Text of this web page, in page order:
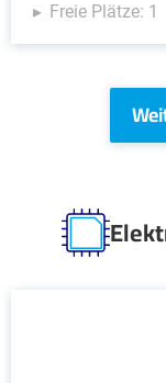
Freie Plätze: 1